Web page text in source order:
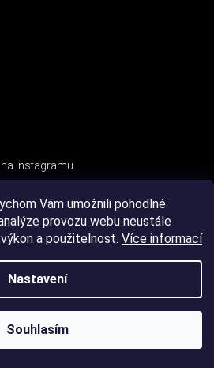
Vám umožnili pohodlné
provozu webu neustále
a použitelnost. Více informací
Nastavení
Souhlasím
Instagramu
SPORT. Všechna práva vyhrazena.